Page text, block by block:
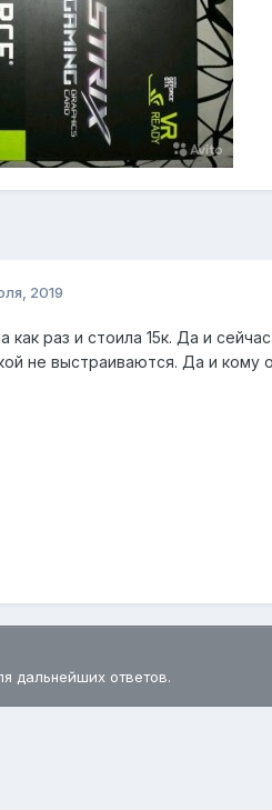
2019
как раз и стоила 15к. Да и
не выстраиваются. Да и кому
дальнейших ответов.